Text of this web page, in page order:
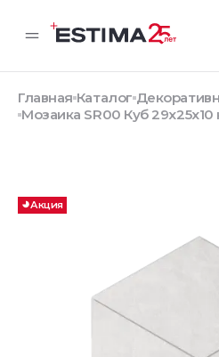
Главная Каталог
Мозаика SR00 Куб 29x25x10
Акция